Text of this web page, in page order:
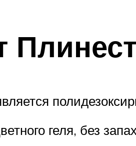
геля, без